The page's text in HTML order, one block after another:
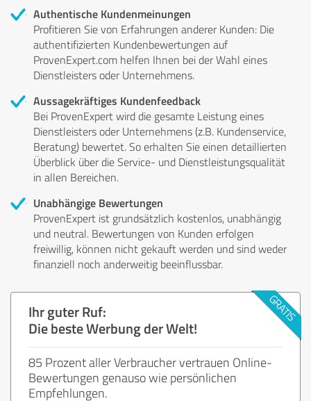
Authentische Kundenmeinungen
Profitieren Sie von Erfahrungen anderer Kunden: Die
authentifizierten Kundenbewertungen auf
ProvenExpert.com helfen Ihnen bei der Wahl eines
Dienstleisters oder Unternehmens.
Aussagekräftiges Kundenfeedback
Bei ProvenExpert wird die gesamte Leistung eines
Dienstleisters oder Unternehmens (z.B. Kundenservice,
Beratung) bewertet. So erhalten Sie einen detaillierten
Überblick über die Service- und Dienstleistungsqualität
in allen Bereichen.
Unabhängige Bewertungen
ProvenExpert ist grundsätzlich kostenlos, unabhängig
und neutral. Bewertungen von Kunden erfolgen
freiwillig, können nicht gekauft werden und sind weder
finanziell noch anderweitig beeinflussbar.
Ihr guter Ruf:
Die beste Werbung der Welt!
85 Prozent aller Verbraucher vertrauen Online-
Bewertungen genauso wie persönlichen
Empfehlungen.